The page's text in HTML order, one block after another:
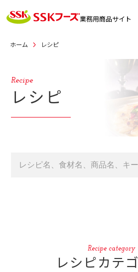
業務用商品サイト
ホーム レシピ
Recipe
レシピ
Recipe category
レシピカテ